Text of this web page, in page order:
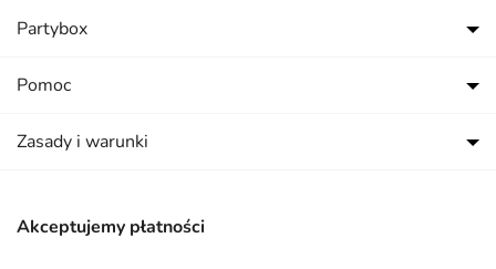
Akceptujemy płatności
Partybox
Pomoc
Zasady i warunki